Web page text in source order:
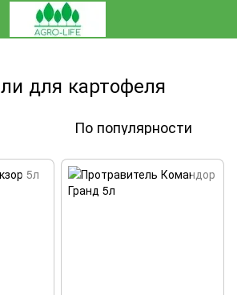
для картофеля
По популярности